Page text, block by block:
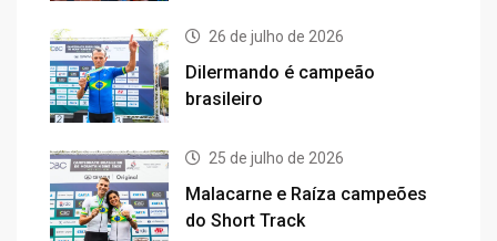
26 de julho de 2026
Dilermando é campeão
brasileiro
25 de julho de 2026
Malacarne e Raíza campeões
do Short Track